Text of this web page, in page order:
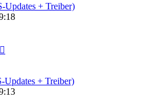
+ Treiber)
+ Treiber)